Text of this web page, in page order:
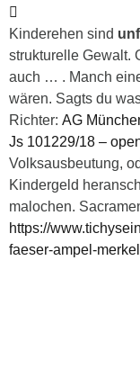
Kinderehen sind
strukturelle Gewalt.
auch … . Manch
wären. Sagts du
Richter: AG
Js 101229/18 –
Volksausbeutung,
Kindergeld
malochen.
https://
faeser-ampel-